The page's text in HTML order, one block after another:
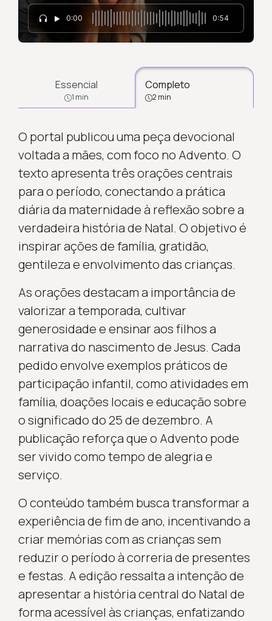
0:00 0:54
Essencial
1 min
Completo
2 min
O portal publicou uma peça devocional
voltada a mães, com foco no Advento. O
texto apresenta três orações centrais
para o período, conectando a prática
diária da maternidade à reflexão sobre a
verdadeira história de Natal. O objetivo é
inspirar ações de família, gratidão,
gentileza e envolvimento das crianças.
As orações destacam a importância de
valorizar a temporada, cultivar
generosidade e ensinar aos filhos a
narrativa do nascimento de Jesus. Cada
pedido envolve exemplos práticos de
participação infantil, como atividades em
família, doações locais e educação sobre
o significado do 25 de dezembro. A
publicação reforça que o Advento pode
ser vivido como tempo de alegria e
serviço.
O conteúdo também busca transformar a
experiência de fim de ano, incentivando a
criar memórias com as crianças sem
reduzir o período à correria de presentes
e festas. A edição ressalta a intenção de
apresentar a história central do Natal de
forma acessível às crianças, enfatizando